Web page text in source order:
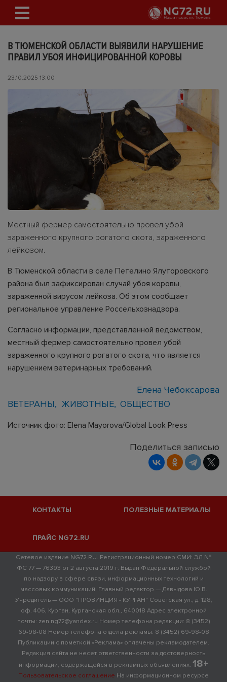
В ТЮМЕНСКОЙ ОБЛАСТИ ВЫЯВИЛИ НАРУШЕНИЕ
ПРАВИЛ УБОЯ ИНФИЦИРОВАННОЙ КОРОВЫ
23.10.2025 13:00
Местный фермер самостоятельно провел убой
зараженного крупного рогатого скота, зараженного
лейкозом.
В Тюменской области в селе Петелино Ялуторовского
района был зафиксирован случай убоя коровы,
зараженной вирусом лейкоза. Об этом сообщает
региональное управление Россельхознадзора.
Согласно информации, представленной ведомством,
местный фермер самостоятельно провел убой
зараженного крупного рогатого скота, что является
нарушением ветеринарных требований.
Елена Чебоксарова
ВЕТЕРАНЫ
ЖИВОТНЫЕ ОБЩЕСТВО
Источник фото: Elena Mayorova/Global Look Press
Поделиться записью
КОНТАКТЫ ПОЛЕЗНЫЕ МАТЕРИАЛЫ
ПРАЙС NG72.RU
Сетевое издание NG72.RU. Регистрационный номер СМИ: ЭЛ №
ФС 77 — 76393 от 2 августа 2019 г. Выдан Федеральной службой
по надзору в сфере связи, информационных технологий и
массовых коммуникаций. Главный редактор — Давыдова Ю.В.
Учредитель — ООО "ПРОВИНЦИЯ - КУРГАН" Советская ул., д. 128,
оф. 406, Курган, Курганская обл., 640018 Адрес электронной
почты: zen.ng72@yandex.ru Номер телефона редакции: 8 (3452)
69-98-08 Номер телефона отдела рекламы: 8 (3452) 69-98-08
Публикации с пометкой «Реклама» оплачены рекламодателем.
Редакция сайта не несет ответственности за достоверность
информации, содержащейся в рекламных объявлениях. 18+
Пользовательское соглашение На информационном ресурсе